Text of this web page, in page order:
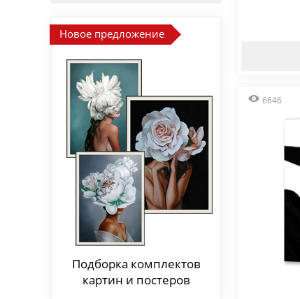
Новое предложение
Подборка комплектов
картин и постеров
6646